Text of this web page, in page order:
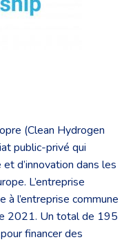
(Clean Hydrogen
public-privé qui
d’innovation dans les
L’entreprise
à l’entreprise commune
2021. Un total de 195
financer des